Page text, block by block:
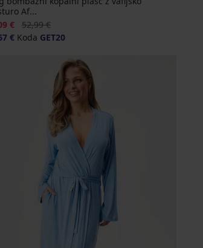
Af...
€ Prvotna cena
52,99 €
€Koda GET20